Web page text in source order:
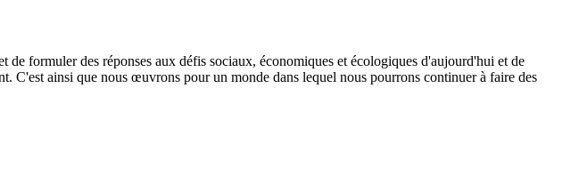
formuler des réponses aux défis sociaux, économiques et écologiques d'aujourd'hui et de
C'est ainsi que nous œuvrons pour un monde dans lequel nous pourrons continuer à faire des